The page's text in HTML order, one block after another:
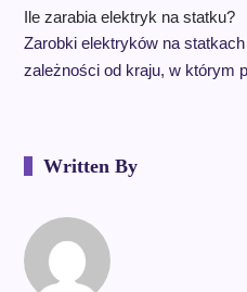
Ile zarabia elektryk na statku?
Zarobki elektryków na
zależności od kraju, w którym
Written By